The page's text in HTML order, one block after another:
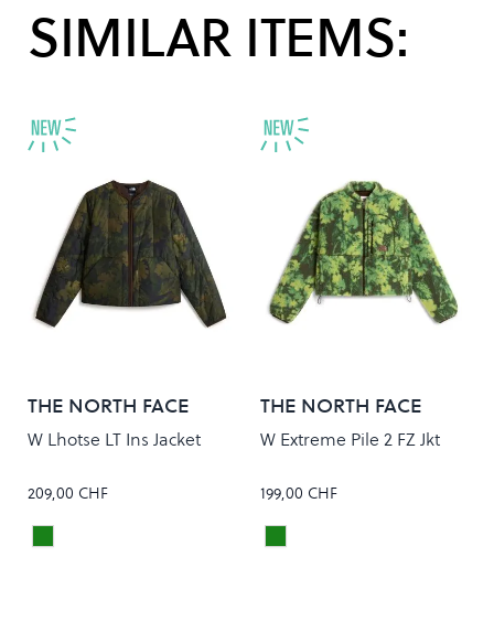
SIMILAR ITEMS:
THE NORTH FACE
W Lhotse LT Ins Jacket
209,00 CHF
Colour
WOODLAND GREEN YOSEMITE
THE NORTH FACE
W Extreme Pile 2 FZ Jkt
199,00 CHF
Colour
WOODLAND GREEN